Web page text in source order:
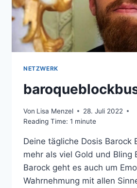
NETZWERK
Von Lisa Menzel
28. Juli 2022
Reading Time: 1 minute
Deine tägliche Dosis Barock
mehr als viel Gold und Bling
Barock geht es auch um
Wahrnehmung mit allen